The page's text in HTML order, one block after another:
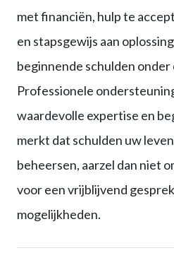
met financiën, hulp te
en stapsgewijs aan
beginnende schulden
Professionele
waardevolle expertise en
merkt dat schulden uw
beheersen, aarzel dan niet
voor een vrijblijvend
mogelijkheden.